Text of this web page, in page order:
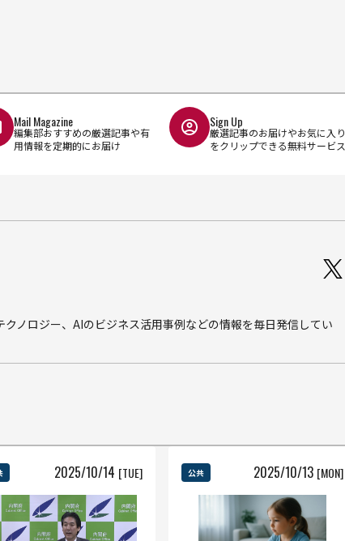
Mail Magazine
編集部おすすめの厳選記事や有
用情報を定期的にお届け
Sign Up
厳選記事のお届けやお気に入り
をクリップできる無料サービス
ノロジー、AIのビジネス活用事例などの情報を毎日発信してい
2025/10/14 [TUE] 公共 2025/10/13 [MON]